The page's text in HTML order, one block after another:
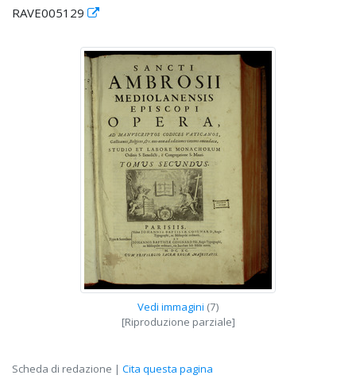
RAVE005129
Vedi immagini (7)
[Riproduzione parziale]
Scheda di redazione | Cita questa pagina